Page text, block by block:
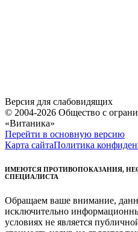
Версия для слабовидящих
© 2004-2026 Общество с
«Витаника»
Перейти в основную версию
Карта сайтаПолитика
ИМЕЮТСЯ ПРОТИВОПОКАЗАНИЯ,
СПЕЦИАЛИСТА
Обращаем ваше внимание,
исключительно
условиях не является